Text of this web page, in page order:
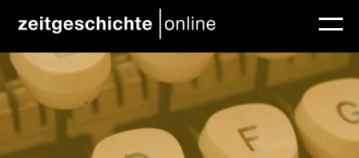
Direkt zum Inhalt